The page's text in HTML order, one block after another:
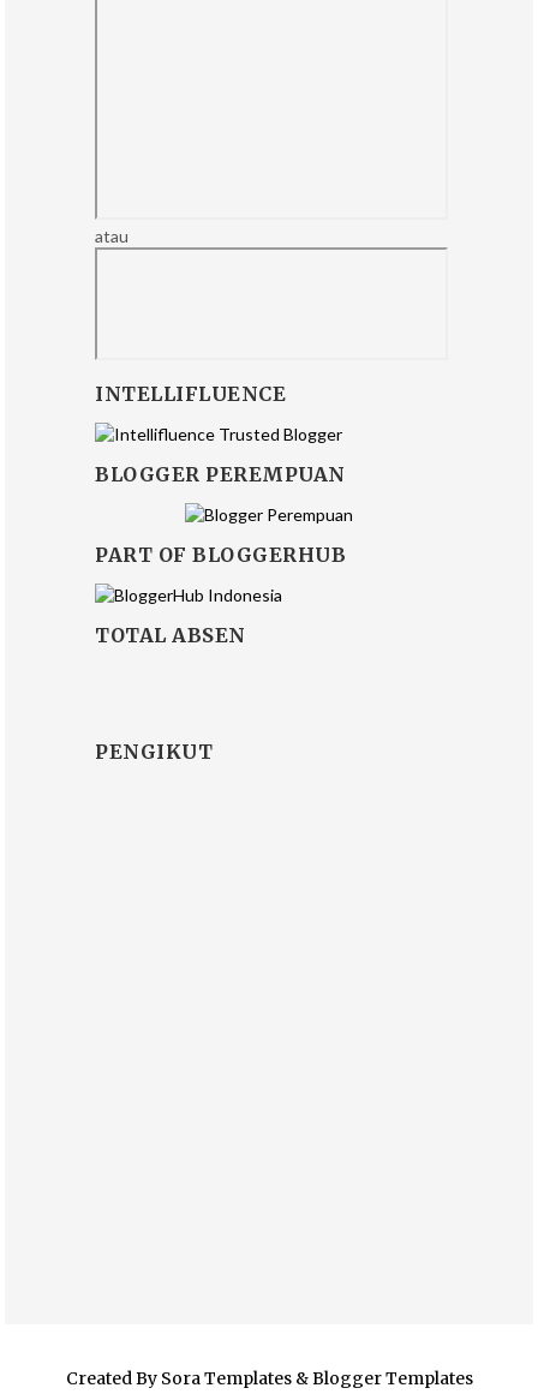
atau
INTELLIFLUENCE
BLOGGER PEREMPUAN
PART OF BLOGGERHUB
TOTAL ABSEN
PENGIKUT
Created By Sora Templates&Blogger Templates